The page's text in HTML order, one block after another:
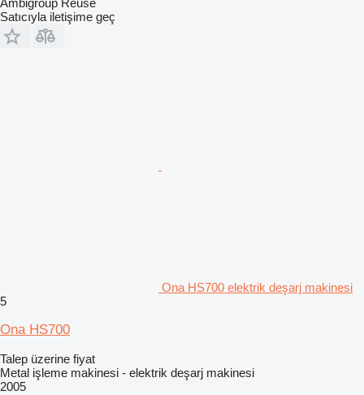
Ambigroup Reuse
Satıcıyla iletişime geç
Ona HS700 elektrik deşarj makinesi
5
Ona HS700
Talep üzerine fiyat
Metal işleme makinesi - elektrik deşarj makinesi
2005